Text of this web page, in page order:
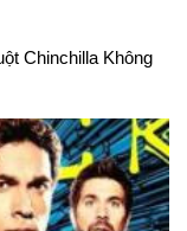
Chinchilla Không